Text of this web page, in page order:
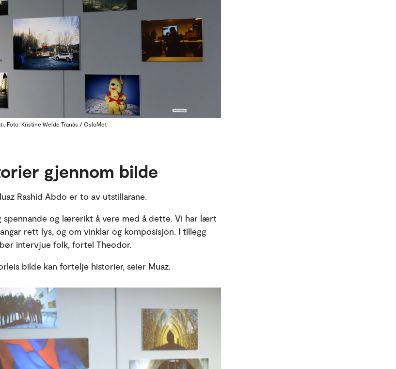
Foto: Kristine Welde Tranås / OsloMet
gjennom bilde
Rashid Abdo er to av utstillarane.
spennande og lærerikt å vere med å dette. Vi har lært
rett lys, og om vinklar og komposisjon. I tillegg
intervjue folk, fortel Theodor.
bilde kan fortelje historier, seier Muaz.